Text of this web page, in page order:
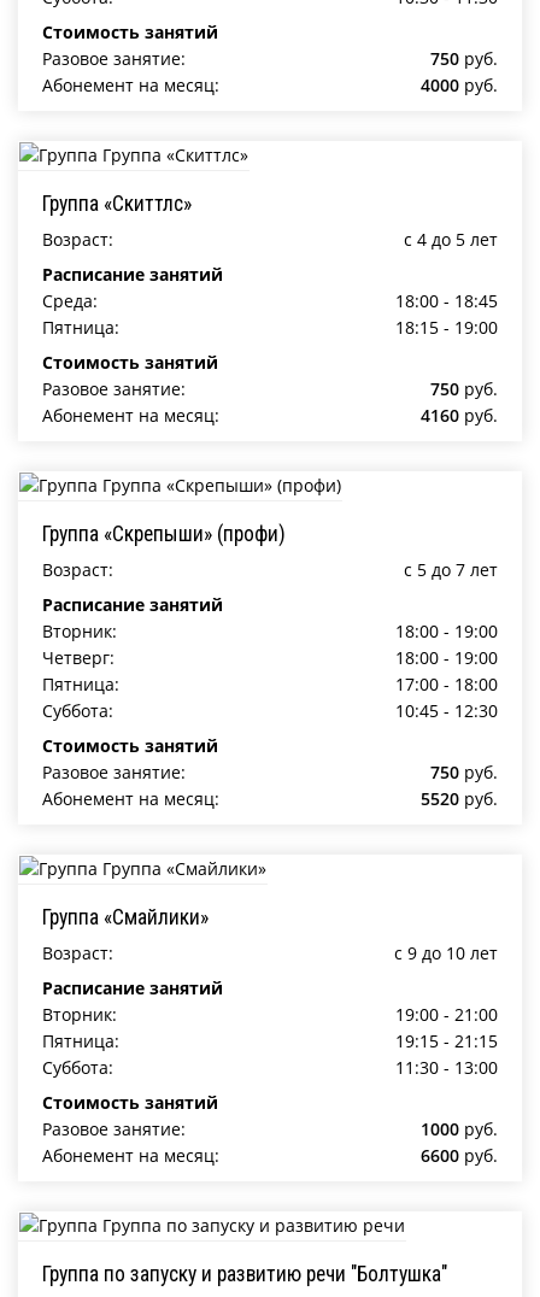
Стоимость занятий
Разовое занятие:
750 руб.
Абонемент на месяц:
4000 руб.
Группа «Скиттлс»
Возраст:
c 4 до 5 лет
Расписание занятий
Среда:
18:00 - 18:45
Пятница:
18:15 - 19:00
Стоимость занятий
Разовое занятие:
750 руб.
Абонемент на месяц:
4160 руб.
Группа «Скрепыши» (профи)
Возраст:
c 5 до 7 лет
Расписание занятий
Вторник:
18:00 - 19:00
Четверг:
18:00 - 19:00
Пятница:
17:00 - 18:00
Суббота:
10:45 - 12:30
Стоимость занятий
Разовое занятие:
750 руб.
Абонемент на месяц:
5520 руб.
Группа «Смайлики»
Возраст:
c 9 до 10 лет
Расписание занятий
Вторник:
19:00 - 21:00
Пятница:
19:15 - 21:15
Суббота:
11:30 - 13:00
Стоимость занятий
Разовое занятие:
1000 руб.
Абонемент на месяц:
6600 руб.
Группа по запуску и развитию речи "Болтушка"